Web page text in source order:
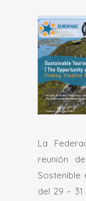
La
reunión
Sostenible
del 29 –